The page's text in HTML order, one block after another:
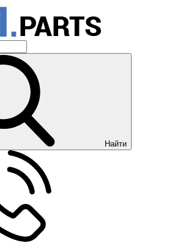
Найти